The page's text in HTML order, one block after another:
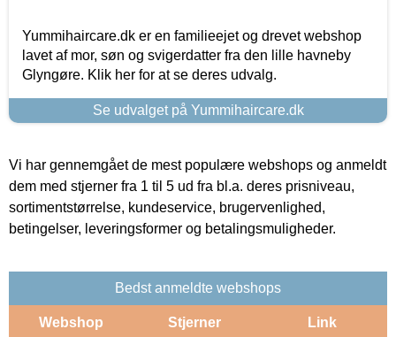
Yummihaircare.dk er en familieejet og drevet webshop
lavet af mor, søn og svigerdatter fra den lille havneby
Glyngøre. Klik her for at se deres udvalg.
Se udvalget på Yummihaircare.dk
Vi har gennemgået de mest populære webshops og anmeldt
dem med stjerner fra 1 til 5 ud fra bl.a. deres prisniveau,
sortimentstørrelse, kundeservice, brugervenlighed,
betingelser, leveringsformer og betalingsmuligheder.
Bedst anmeldte webshops
Webshop Stjerner Link